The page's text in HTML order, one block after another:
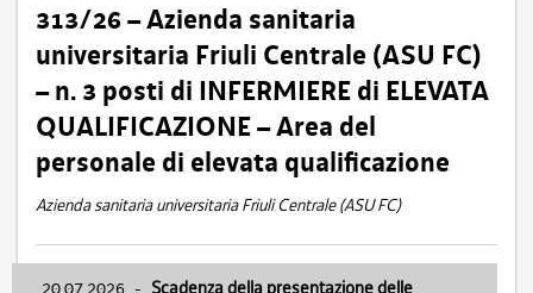
313/26 – Azienda sanitaria
universitaria Friuli Centrale (ASU FC)
– n. 3 posti di INFERMIERE di ELEVATA
QUALIFICAZIONE – Area del
personale di elevata qualificazione
Azienda sanitaria universitaria Friuli Centrale (ASU FC)
20.07.2026 - Scadenza della presentazione delle